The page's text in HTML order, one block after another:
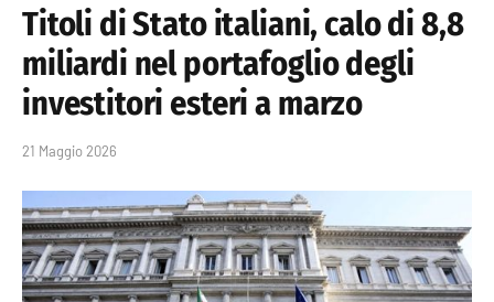
Titoli di Stato italiani, calo di 8,8
miliardi nel portafoglio degli
investitori esteri a marzo
21 Maggio 2026